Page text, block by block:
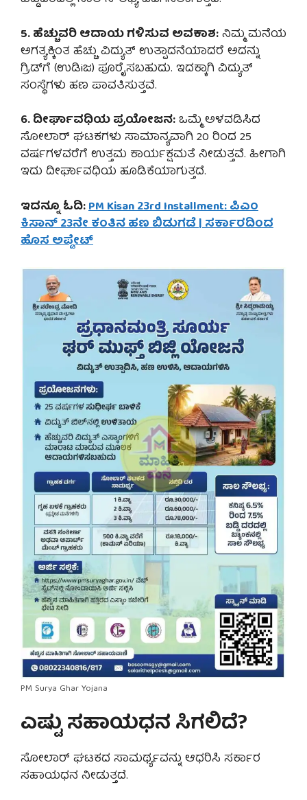
5. ಹೆಚ್ಚುವರಿ ಆದಾಯ ಗಳಿಸುವ ಅವಕಾಶ:ನಿಮ್ಮ ಮನೆಯ
ಅಗತ್ಯಕ್ಕಿಂತ ಹೆಚ್ಚು ವಿದ್ಯುತ್ ಉತ್ಪಾದನೆಯಾದರೆ ಅದನ್ನು
ಗ್ರಿಡ್‌ಗೆ (ಉಡಿiಜ) ಪೂರೈಸಬಹುದು. ಇದಕ್ಕಾಗಿ ವಿದ್ಯುತ್
ಸಂಸ್ಥೆಗಳು ಹಣ ಪಾವತಿಸುತ್ತವೆ.
6. ದೀರ್ಘಾವಧಿಯ ಪ್ರಯೋಜನ:ಒಮ್ಮೆ ಅಳವಡಿಸಿದ
ಸೋಲಾರ್ ಘಟಕಗಳು ಸಾಮಾನ್ಯವಾಗಿ 20 ರಿಂದ 25
ವರ್ಷಗಳವರೆಗೆ ಉತ್ತಮ ಕಾರ್ಯಕ್ಷಮತೆ ನೀಡುತ್ತವೆ. ಹೀಗಾಗಿ
ಇದು ದೀರ್ಘಾವಧಿಯ ಹೂಡಿಕೆಯಾಗುತ್ತದೆ.
ಇದನ್ನೂ ಓದಿ:PM Kisan 23rd Installment: ಪಿಎಂ
ಕಿಸಾನ್ 23ನೇ ಕಂತಿನ ಹಣ ಬಿಡುಗಡೆ | ಸರ್ಕಾರದಿಂದ
ಹೊಸ ಅಪ್ಡೇಟ್
PM Surya Ghar Yojana
ಎಷ್ಟು ಸಹಾಯಧನ ಸಿಗಲಿದೆ?
ಸೋಲಾರ್ ಘಟಕದ ಸಾಮರ್ಥ್ಯವನ್ನು ಆಧರಿಸಿ ಸರ್ಕಾರ
ಸಹಾಯಧನ ನೀಡುತ್ತದೆ.